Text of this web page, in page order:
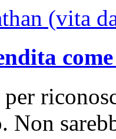
(vita
per
Non